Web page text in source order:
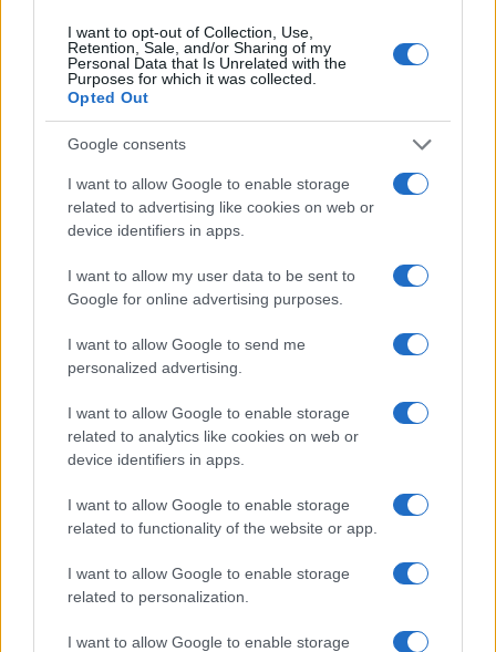
I want to opt-out of Collection, Use,
Retention, Sale, and/or Sharing of my
Personal Data that Is Unrelated with the
Purposes for which it was collected.
Opted Out
Google consents
I want to allow Google to enable storage
related to advertising like cookies on web or
device identifiers in apps.
I want to allow my user data to be sent to
Google for online advertising purposes.
I want to allow Google to send me
personalized advertising.
I want to allow Google to enable storage
related to analytics like cookies on web or
device identifiers in apps.
I want to allow Google to enable storage
related to functionality of the website or app.
I want to allow Google to enable storage
related to personalization.
I want to allow Google to enable storage
Continua a leggere
MONEY NEWS
Borse europee in rosso: petrolio in rialzo e focus su
Federal Reserve